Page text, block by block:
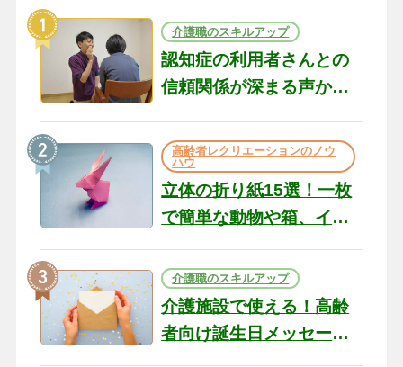
介護職のスキルアップ
認知症の利用者さんとの
信頼関係が深まる声かけ
の現場から（22）
高齢者レクリエーションのノウ
ハウ
立体の折り紙15選！一枚
で簡単な動物や箱、イン
介護職のスキルアップ
介護施設で使える！高齢
者向け誕生日メッセージ